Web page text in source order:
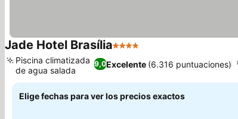
Jade Hotel Brasília4 Estrellas
9,0Excelente (6.316 puntuaciones)
Piscina climatizada
de agua salada
Elige fechas para ver los precios exactos